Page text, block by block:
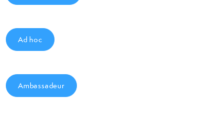
Ad hoc
Ambassadeur